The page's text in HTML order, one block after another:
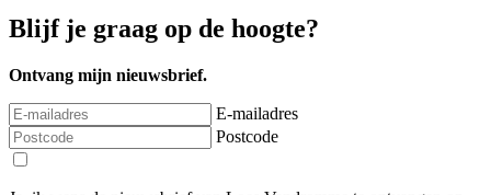
Blijf je graag op de hoogte?
Ontvang mijn nieuwsbrief.
E-mailadres
Postcode